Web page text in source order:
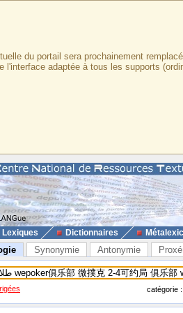
du portail sera prochainement
l'interface adaptée à tous les supports
Lexiques Dictionnaires
Synonymie Antonymie
catégorie :